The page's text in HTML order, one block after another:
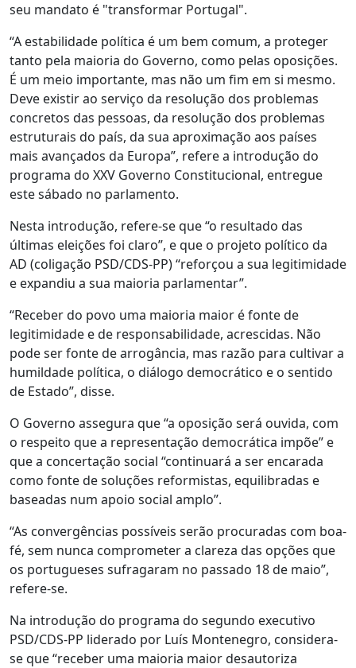
seu mandato é "transformar Portugal".
“A estabilidade política é um bem comum, a proteger
tanto pela maioria do Governo, como pelas oposições.
É um meio importante, mas não um fim em si mesmo.
Deve existir ao serviço da resolução dos problemas
concretos das pessoas, da resolução dos problemas
estruturais do país, da sua aproximação aos países
mais avançados da Europa”, refere a introdução do
programa do XXV Governo Constitucional, entregue
este sábado no parlamento.
Nesta introdução, refere-se que “o resultado das
últimas eleições foi claro”, e que o projeto político da
AD (coligação PSD/CDS-PP) “reforçou a sua legitimidade
e expandiu a sua maioria parlamentar”.
“Receber do povo uma maioria maior é fonte de
legitimidade e de responsabilidade, acrescidas. Não
pode ser fonte de arrogância, mas razão para cultivar a
humildade política, o diálogo democrático e o sentido
de Estado”, disse.
O Governo assegura que “a oposição será ouvida, com
o respeito que a representação democrática impõe” e
que a concertação social “continuará a ser encarada
como fonte de soluções reformistas, equilibradas e
baseadas num apoio social amplo”.
“As convergências possíveis serão procuradas com boa-
fé, sem nunca comprometer a clareza das opções que
os portugueses sufragaram no passado 18 de maio”,
refere-se.
Na introdução do programa do segundo executivo
PSD/CDS-PP liderado por Luís Montenegro, considera-
se que “receber uma maioria maior desautoriza